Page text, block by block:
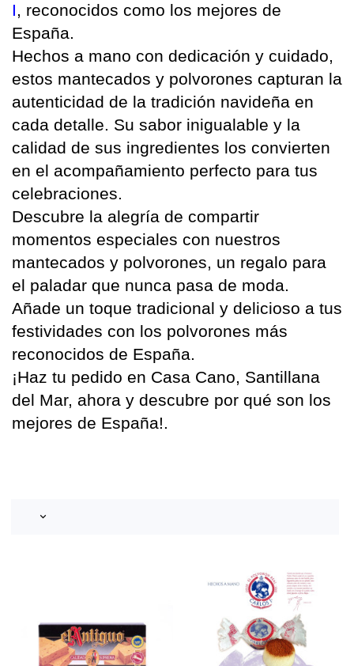
I, reconocidos como los mejores de
España.
Hechos a mano con dedicación y cuidado,
estos mantecados y polvorones capturan la
autenticidad de la tradición navideña en
cada detalle. Su sabor inigualable y la
calidad de sus ingredientes los convierten
en el acompañamiento perfecto para tus
celebraciones.
Descubre la alegría de compartir
momentos especiales con nuestros
mantecados y polvorones, un regalo para
el paladar que nunca pasa de moda.
Añade un toque tradicional y delicioso a tus
festividades con los polvorones más
reconocidos de España.
¡Haz tu pedido en Casa Cano, Santillana
del Mar, ahora y descubre por qué son los
mejores de España!.
keyboard_arrow_down